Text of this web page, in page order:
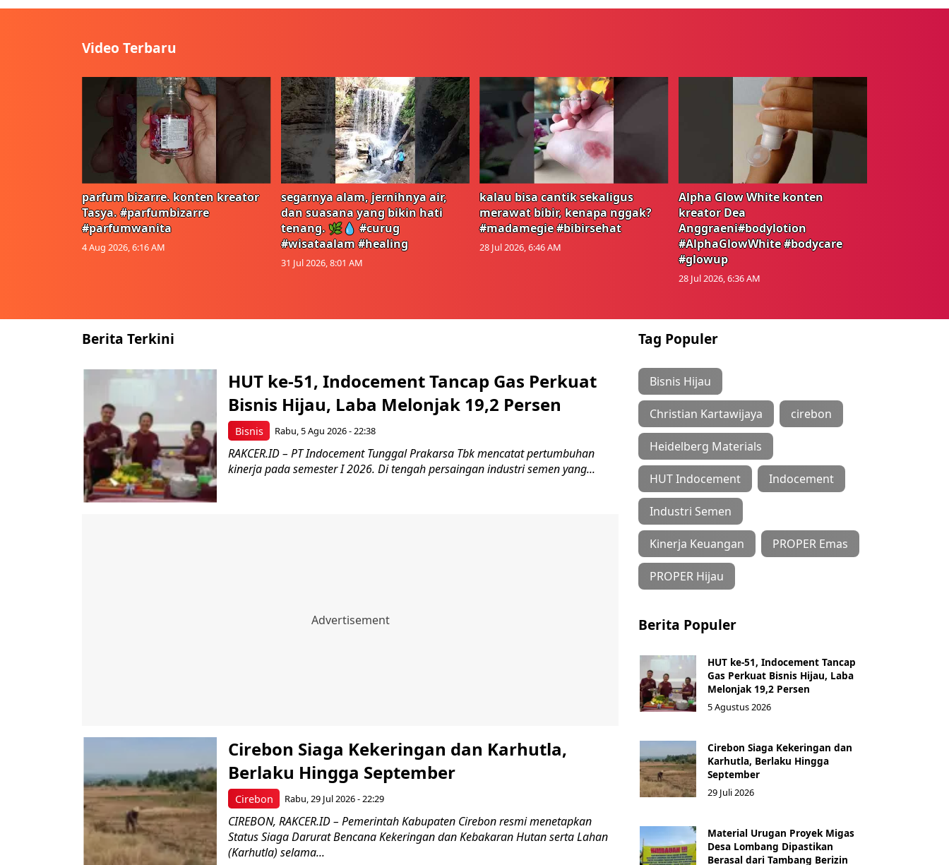
Video Terbaru
parfum bizarre. konten kreator
Tasya. #parfumbizarre
#parfumwanita
4 Aug 2026, 6:16 AM
segarnya alam, jernihnya air,
dan suasana yang bikin hati
tenang. 🌿💧 #curug
#wisataalam #healing
31 Jul 2026, 8:01 AM
kalau bisa cantik sekaligus
merawat bibir, kenapa nggak?
#madamegie #bibirsehat
28 Jul 2026, 6:46 AM
Alpha Glow White konten
kreator Dea
Anggraeni#bodylotion
#AlphaGlowWhite #bodycare
#glowup
28 Jul 2026, 6:36 AM
Berita Terkini
Bisnis
HUT ke-51, Indocement Tancap Gas Perkuat
Bisnis Hijau, Laba Melonjak 19,2 Persen
Rabu, 5 Agu 2026 - 22:38
RAKCER.ID – PT Indocement Tunggal Prakarsa Tbk mencatat pertumbuhan
kinerja pada semester I 2026. Di tengah persaingan industri semen yang...
Cirebon
Cirebon Siaga Kekeringan dan Karhutla,
Berlaku Hingga September
Rabu, 29 Jul 2026 - 22:29
CIREBON, RAKCER.ID – Pemerintah Kabupaten Cirebon resmi menetapkan
Status Siaga Darurat Bencana Kekeringan dan Kebakaran Hutan serta Lahan
(Karhutla) selama...
Tag Populer
Bisnis Hijau
Christian Kartawijaya cirebon
Heidelberg Materials
HUT Indocement Indocement
Industri Semen
Kinerja Keuangan PROPER Emas
PROPER Hijau
Berita Populer
HUT ke-51, Indocement Tancap
Gas Perkuat Bisnis Hijau, Laba
Melonjak 19,2 Persen
5 Agustus 2026
Cirebon Siaga Kekeringan dan
Karhutla, Berlaku Hingga
September
29 Juli 2026
Material Urugan Proyek Migas
Desa Lombang Dipastikan
Berasal dari Tambang Berizin